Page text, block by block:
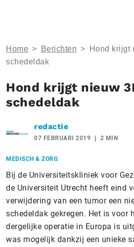
Home > Berichten >
Hond krijgt
schedeldak
Hond krijgt nieuw
schedeldak
redactie
07 FEBRUARI 2019 2 MIN
MEDISCH & ZORG
Bij de Universiteitskliniek voor
de Universiteit Utrecht heeft eind
verwijdering van een tumor een
schedeldak gekregen. Het is voor
dergelijke operatie in Europa is
was mogelijk dankzij een unieke